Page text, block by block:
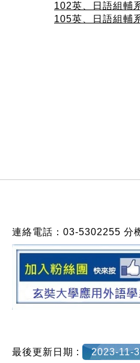
102英、日語組輔
105英、日語組輔
連絡電話：03-5302255 分
最後更新日期 : 2023-11-